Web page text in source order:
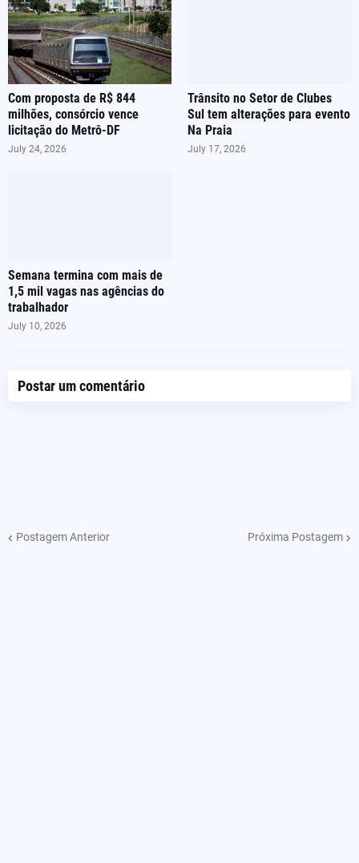
Com proposta de R$ 844
milhões, consórcio vence
licitação do Metrô-DF
July 24, 2026
Trânsito no Setor de Clubes
Sul tem alterações para evento
Na Praia
July 17, 2026
Semana termina com mais de
1,5 mil vagas nas agências do
trabalhador
July 10, 2026
Postar um comentário
Postagem Anterior Próxima Postagem